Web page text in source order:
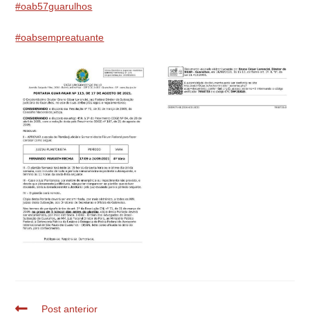
#oab57guarulhos
#oabsempreatuante
Post anterior